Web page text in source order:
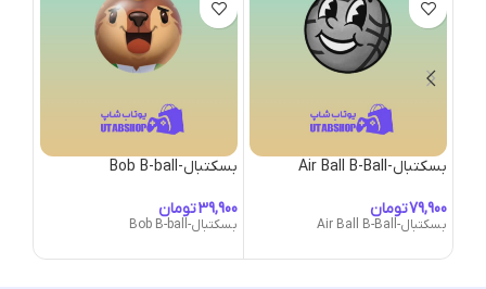
بسکتبال-Air Ball B-Ball
تومان
بسکتبال-Air Ball B-Ball
بسکتبال-Bob B-ball
تومان
بسکتبال-Bob B-ball